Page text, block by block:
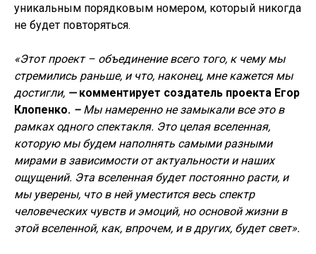
уникальным порядковым номером, который никогда
не будет повторяться.
«Этот проект – объединение всего того, к чему мы
стремились раньше, и что, наконец, мне кажется мы
достигли, —комментирует создатель проекта Егор
Клопенко. –Мы намеренно не замыкали все это в
рамках одного спектакля. Это целая вселенная,
которую мы будем наполнять самыми разными
мирами в зависимости от актуальности и наших
ощущений. Эта вселенная будет постоянно расти, и
мы уверены, что в ней уместится весь спектр
человеческих чувств и эмоций, но основой жизни в
этой вселенной, как, впрочем, и в других, будет свет».